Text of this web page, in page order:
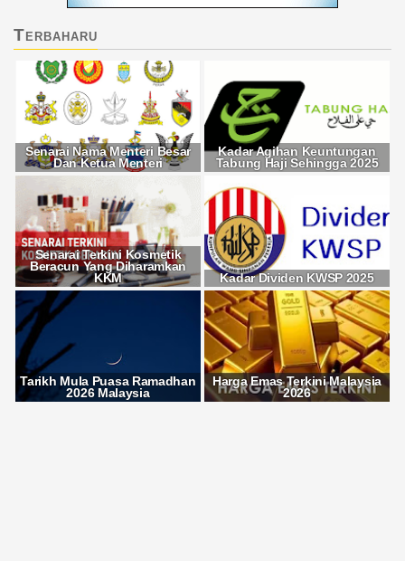
Terbaharu
Senarai Nama Menteri Besar
Dan Ketua Menteri
Kadar Agihan Keuntungan
Tabung Haji Sehingga 2025
Senarai Terkini Kosmetik
Beracun Yang Diharamkan
KKM
Kadar Dividen KWSP 2025
Tarikh Mula Puasa Ramadhan
2026 Malaysia
Harga Emas Terkini Malaysia
2026